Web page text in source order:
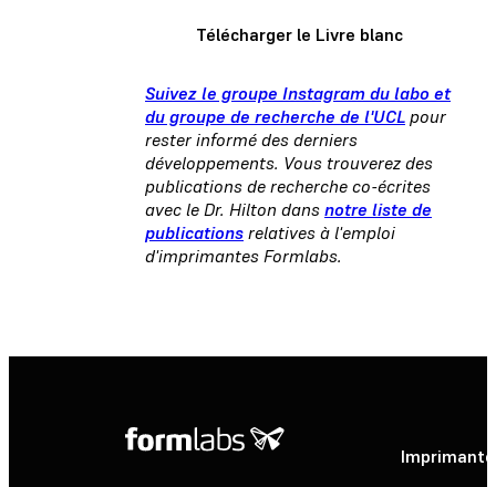
Télécharger le Livre blanc
Suivez le groupe Instagram du labo et
du groupe de recherche de l'UCL pour
rester informé des derniers
développements. Vous trouverez des
publications de recherche co-écrites
avec le Dr. Hilton dans notre liste de
publications relatives à l'emploi
d'imprimantes Formlabs.